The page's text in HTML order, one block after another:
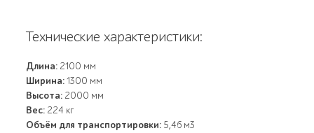
Технические характеристики:
Длина: 2100 мм
Ширина:1300 мм
Высота: 2000 мм
Вес: 224 кг
Объём для транспортировки: 5,46 м3